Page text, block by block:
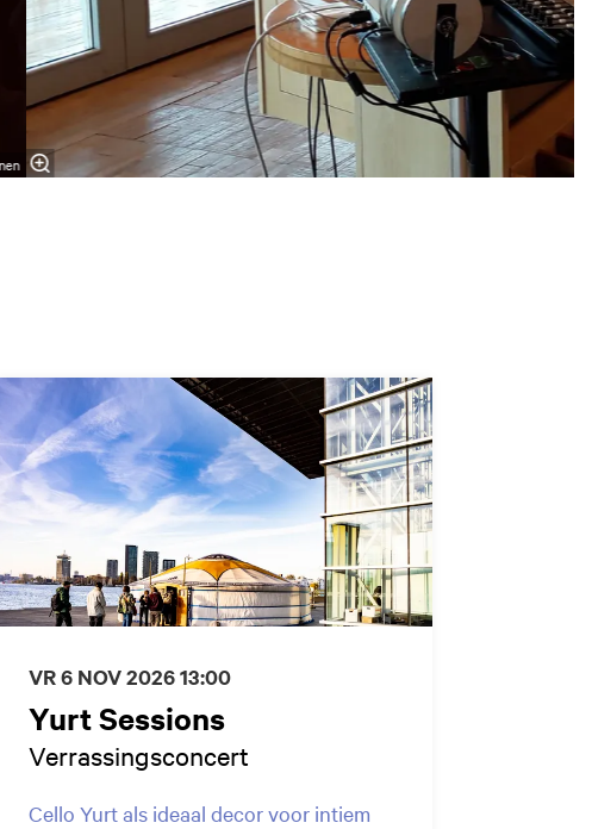
Yurt Sessions
Verrassingsconcert
Cello Yurt als ideaal decor voor intiem
VR 6 NOV 202613:00